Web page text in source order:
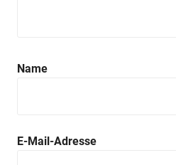
Name
E-Mail-Adresse